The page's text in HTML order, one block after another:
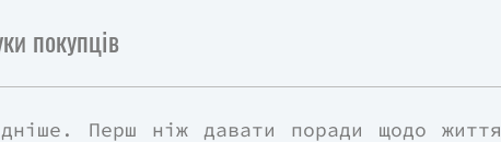
покупців
Перш ніж давати поради щодо життя